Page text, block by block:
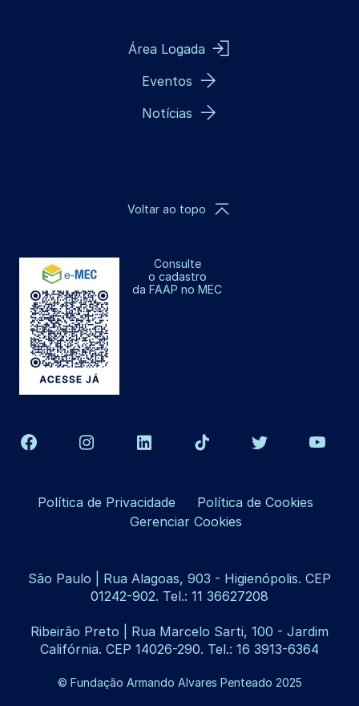
Área Logada
Eventos
Notícias
Consulte
o cadastro
da FAAP no MEC
Voltar ao topo
Política de Privacidade
Política de Cookies
Gerenciar Cookies
São Paulo | Rua Alagoas, 903 - Higienópolis. CEP
01242-902. Tel.: 11 36627208
Ribeirão Preto | Rua Marcelo Sarti, 100 - Jardim
Califórnia. CEP 14026-290. Tel.: 16 3913-6364
© Fundação Armando Alvares Penteado 2025